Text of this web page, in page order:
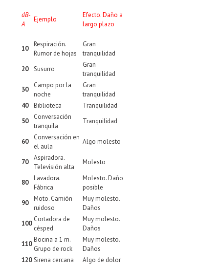
dB-
A
Ejemplo
Efecto. Daño a
largo plazo
10
Respiración.
Rumor de hojas
Gran
tranquilidad
20
Susurro
Gran
tranquilidad
30
Campo por la
noche
Gran
tranquilidad
40
Biblioteca
Tranquilidad
50
Conversación
tranquila
Tranquilidad
60
Conversación en
el aula
Algo molesto
70
Aspiradora.
Televisión alta
Molesto
80
Lavadora.
Fábrica
Molesto. Daño
posible
90
Moto. Camión
ruidoso
Muy molesto.
Daños
100
Cortadora de
césped
Muy molesto.
Daños
110
Bocina a 1 m.
Grupo de rock
Muy molesto.
Daños
120 Sirena cercana Algo de dolor